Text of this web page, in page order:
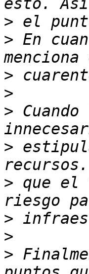
>
> En
>
>
>
>
> que el
>
>
>